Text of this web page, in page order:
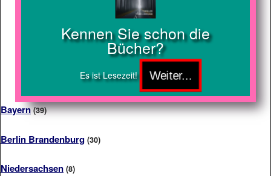
Kennen Sie schon die
Bücher?
Es ist Lesezeit!
Bayern (39)
Berlin Brandenburg (30)
Niedersachsen (8)